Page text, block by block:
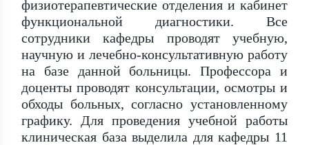
физиотерапевтические отделения и кабинет
функциональной диагностики. Все
сотрудники кафедры проводят учебную,
научную и лечебно-консультативную работу
на базе данной больницы. Профессора и
доценты проводят консультации, осмотры и
обходы больных, согласно установленному
графику. Для проведения учебной работы
клиническая база выделила для кафедры 11